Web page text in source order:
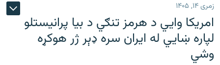
زمری ۱۴, ۱۴۰۵
امریکا وايي د هرمز تنګي د بیا پرانیستلو
لپاره ښایي له ایران سره ډېر ژر هوکړه
وشي